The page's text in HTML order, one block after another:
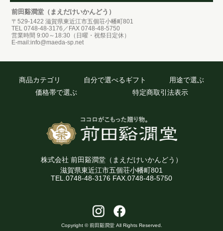
前田谿澗堂（まえだけいかんどう）
〒529-1422 滋賀県東近江市五個荘小幡町801
TEL 0748-48-3176／FAX 0748-48-5750
営業時間 9:00～18:30（日曜・祝祭日定休）
E-mail:info@maeda-sp.net
商品カテゴリ 自分で選べるギフト
用途で選ぶ
価格帯で選ぶ
特定商取引法表示
株式会社 前田谿澗堂（まえだけいかんどう）
滋賀県東近江市五個荘小幡町801
TEL.0748-48-3176 FAX.0748-48-5750
Copyright © 前田谿澗堂 All Rights Reserved.